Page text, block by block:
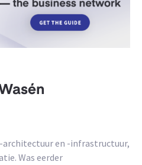
architectuur en -infrastructuur,
Was eerder